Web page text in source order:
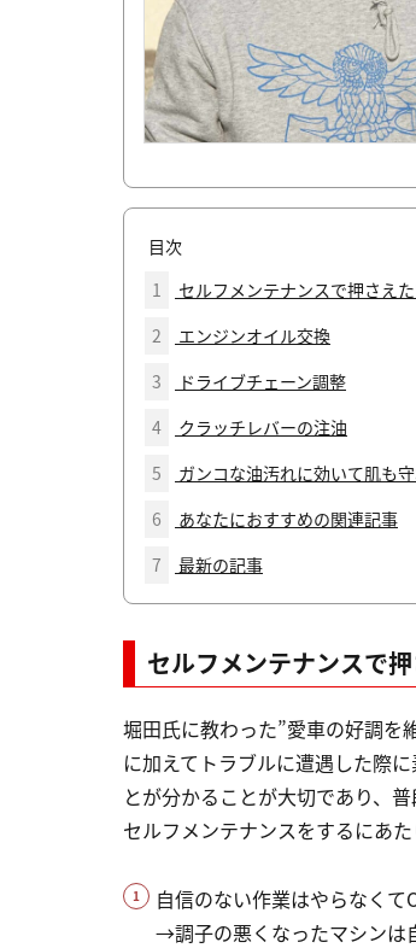
目次
1
セルフメンテナンスで押さえ
2
エンジンオイル交換
3
ドライブチェーン調整
4
クラッチレバーの注油
5
ガンコな油汚れに効いて肌も
6
あなたにおすすめの関連記事
7
最新の記事
セルフメンテナンスで
堀田氏に教わった”愛車の好調を
に加えてトラブルに遭遇した際
とが分かることが大切であり、
セルフメンテナンスをするにあ
自信のない作業はやらなくて
→調子の悪くなったマシンは